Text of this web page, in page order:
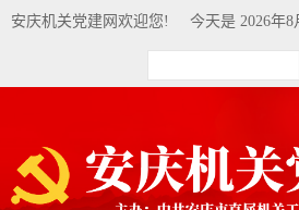
安庆机关党建网欢迎您! 今天是 2026年8